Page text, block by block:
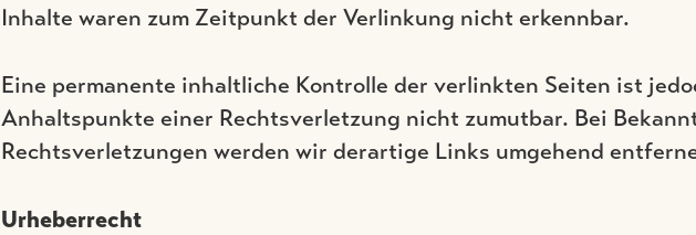
Inhalte waren zum Zeitpunkt der Verlinkung nicht erkennbar.
Eine permanente inhaltliche Kontrolle der verlinkten Seiten ist
Anhaltspunkte einer Rechtsverletzung nicht zumutbar. Bei
Rechtsverletzungen werden wir derartige Links umgehend
Urheberrecht